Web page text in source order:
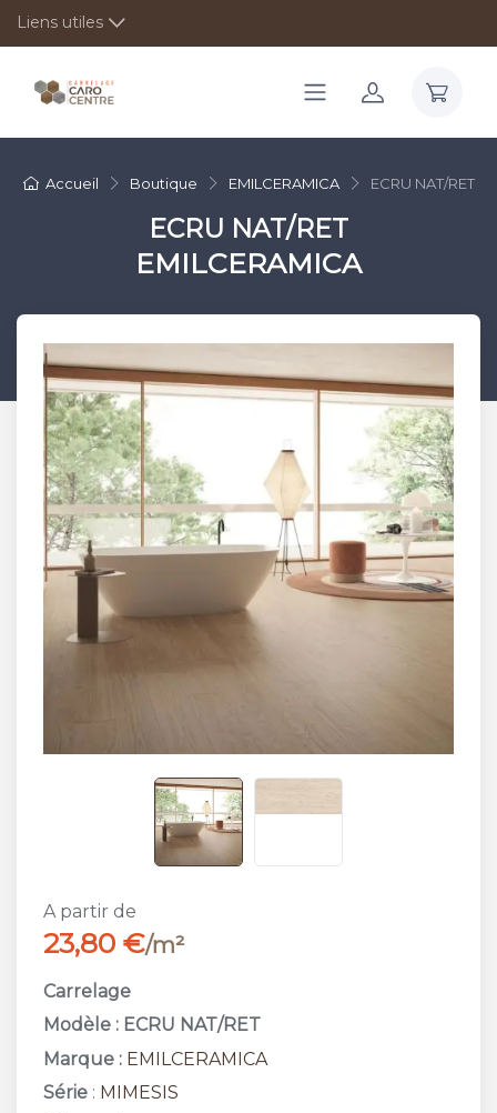
Liens utiles
Accueil Boutique EMILCERAMICA ECRU NAT/RET
ECRU NAT/RET
EMILCERAMICA
A partir de
23,80 €/m²
Carrelage
Modèle : ECRU NAT/RET
Marque : EMILCERAMICA
Série : MIMESIS